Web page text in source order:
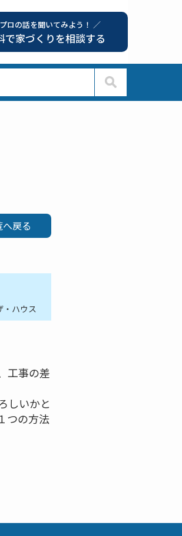
ロの話を聞いてみよう！ ／
で家づくりを相談する
へ戻る
・ハウス
工事の差
しいかと
つの方法